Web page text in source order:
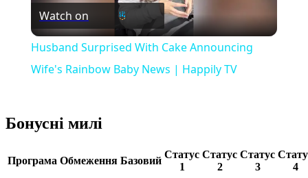
Video
Watch on
Husband Surprised With Cake Announcing
Wife's Rainbow Baby News | Happily TV
Бонусні милі
Програма Обмеження Базовий
Статус
1
Статус
2
Статус
3
4